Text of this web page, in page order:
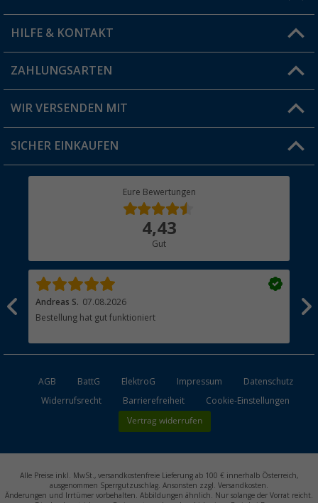
Vorteilskarte
Blog
Jobs & Karriere
HILFE & KONTAKT
FAQ & Kontakt
Versandinformationen
Rücksendung
ZAHLUNGSARTEN
WIR VERSENDEN MIT
SICHER EINKAUFEN
Eure Bewertungen
4,43
Gut
Andreas S. 07.08.2026
Bestellung hat gut funktioniert
AGB BattG ElektroG Impressum
Datenschutz
Widerrufsrecht
Barrierefreiheit Cookie-Einstellungen
Vertrag widerrufen
Alle Preise inkl. MwSt., versandkostenfreie Lieferung ab 100 € innerhalb Österreich,
ausgenommen Sperrgutzuschlag. Ansonsten zzgl. Versandkosten.
Änderungen und Irrtümer vorbehalten. Abbildungen ähnlich. Nur solange der Vorrat reicht.